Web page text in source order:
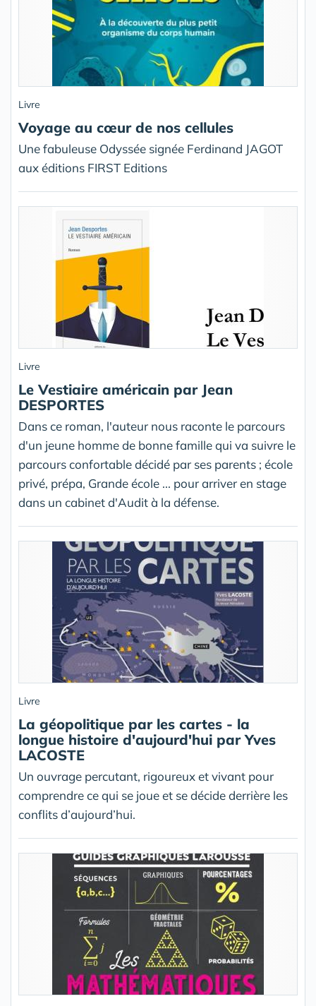
Livre
Voyage au cœur de nos cellules
Une fabuleuse Odyssée signée Ferdinand JAGOT
aux éditions FIRST Editions
Livre
Le Vestiaire américain par Jean
DESPORTES
Dans ce roman, l'auteur nous raconte le parcours
d'un jeune homme de bonne famille qui va suivre le
parcours confortable décidé par ses parents ; école
privé, prépa, Grande école ... pour arriver en stage
dans un cabinet d'Audit à la défense.
Livre
La géopolitique par les cartes - la
longue histoire d'aujourd'hui par Yves
LACOSTE
Un ouvrage percutant, rigoureux et vivant pour
comprendre ce qui se joue et se décide derrière les
conflits d’aujourd’hui.